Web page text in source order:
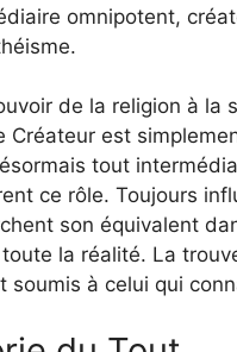
omnipotent,
de la religion à la
Créateur est
tout
ce rôle. Toujours
son équivalent
la réalité. La
soumis à celui qui